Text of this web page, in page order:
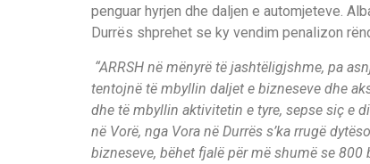
penguar hyrjen dhe daljen e automjeteve.
Durrës shprehet se ky vendim penalizon
“ARRSH në mënyrë të jashtëligjshme, pa
tentojnë të mbyllin daljet e bizneseve dhe
dhe të mbyllin aktivitetin e tyre, sepse siç e
në Vorë, nga Vora në Durrës s’ka rrugë
bizneseve, bëhet fjalë për më shumë se